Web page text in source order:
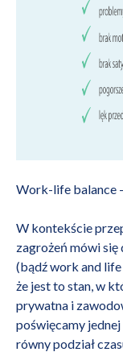
Work-life balance
W kontekście
zagrożeń mówi
(bądź work and
że jest to stan, w
prywatna i
poświęcamy
równy podział